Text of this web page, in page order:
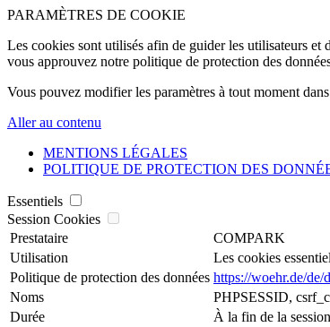
PARAMÈTRES DE COOKIE
Les cookies sont utilisés afin de guider les utilisateurs
vous approuvez notre politique de protection des
Vous pouvez modifier les paramètres à tout moment
Aller au contenu
MENTIONS LÉGALES
POLITIQUE DE PROTECTION DES
Essentiels
Session Cookies
Prestataire
COMPARK
Utilisation
Les cookies
Politique de protection des données https://woehr.de/de/
Noms
PHPSESSID,
Durée
À la fin de la